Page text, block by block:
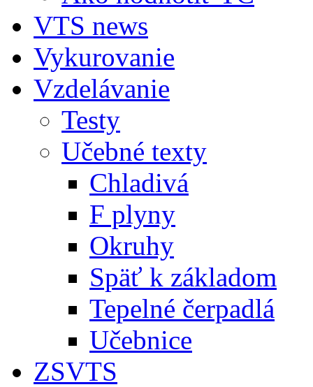
VTS news
Vykurovanie
Vzdelávanie
Testy
Učebné texty
Chladivá
F plyny
Okruhy
Späť k základom
Tepelné čerpadlá
Učebnice
ZSVTS